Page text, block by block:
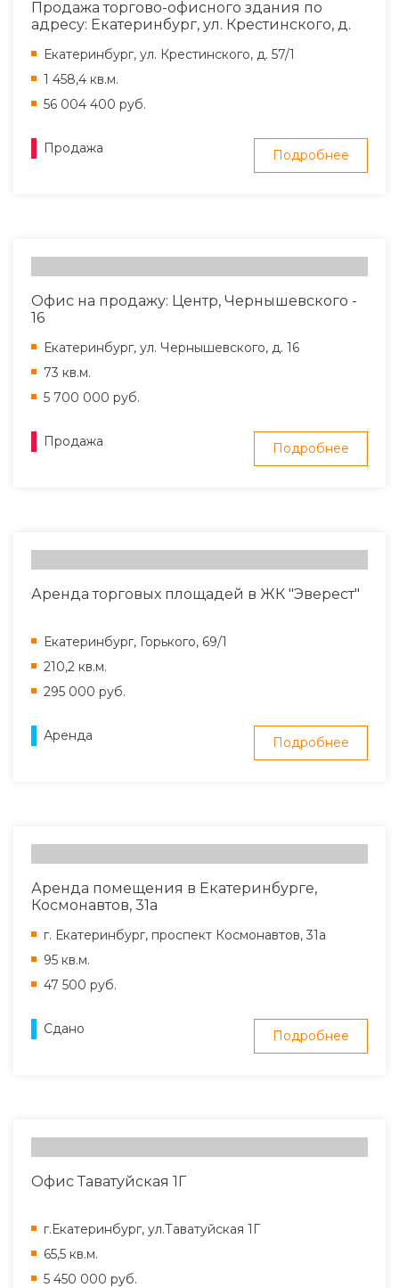
Продажа торгово-офисного здания по
адресу: Екатеринбург, ул. Крестинского, д.
Екатеринбург, ул. Крестинского, д. 57/1
1 458,4 кв.м.
56 004 400 руб.
Продажа Подробнее
Офис на продажу: Центр, Чернышевского -
16
Екатеринбург, ул. Чернышевского, д. 16
73 кв.м.
5 700 000 руб.
Продажа Подробнее
Аренда торговых площадей в ЖК "Эверест"
Екатеринбург, Горького, 69/1
210,2 кв.м.
295 000 руб.
Аренда Подробнее
Аренда помещения в Екатеринбурге,
Космонавтов, 31а
г. Екатеринбург, проспект Космонавтов, 31а
95 кв.м.
47 500 руб.
Сдано Подробнее
Офис Таватуйская 1Г
г.Екатеринбург, ул.Таватуйская 1Г
65,5 кв.м.
5 450 000 руб.